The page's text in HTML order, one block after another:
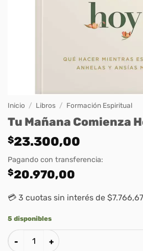
Inicio / Libros / Formación Espiritual
Tu Mañana Comienza
$23.300,00
Pagando con transferencia:
$20.970,00
💳 3 cuotas sin interés de $7.766,67
5 disponibles
Tu Mañana Comienza Hoy cantidad